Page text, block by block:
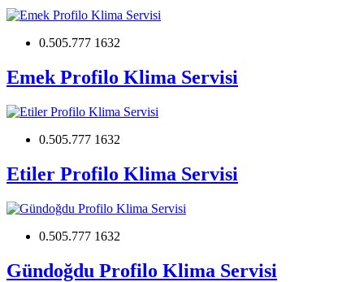
0.505.777 1632
Emek Profilo Klima Servisi
0.505.777 1632
Etiler Profilo Klima Servisi
0.505.777 1632
Gündoğdu Profilo Klima Servisi